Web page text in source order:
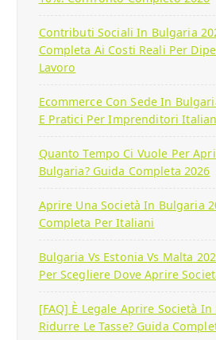
Contributi Sociali In Bulgaria
Completa Ai Costi Reali Per
Lavoro
Ecommerce Con Sede In
E Pratici Per Imprenditori
Quanto Tempo Ci Vuole Per
Bulgaria? Guida Completa 2026
Aprire Una Società In Bulgaria
Completa Per Italiani
Bulgaria Vs Estonia Vs Malta
Per Scegliere Dove Aprire
[FAQ] È Legale Aprire Società
Ridurre Le Tasse? Guida